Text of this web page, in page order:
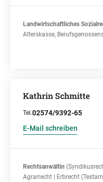
Landwirtschaftliches
Alterskasse,
Kathrin Schmitte
Tel.02574/9392-65
E-Mail schreiben
Rechtsanwältin
Agrarrecht | Erbrecht